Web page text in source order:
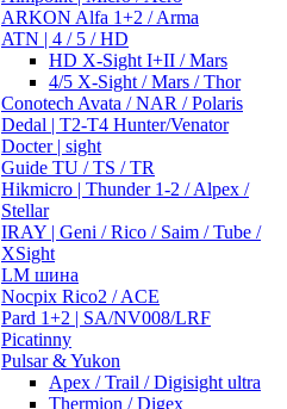
ARKON Alfa 1+2 / Arma
ATN | 4 / 5 / HD
HD X-Sight I+II / Mars
4/5 X-Sight / Mars / Thor
Conotech Avata / NAR / Polaris
Dedal | T2-T4 Hunter/Venator
Docter | sight
Guide TU / TS / TR
Hikmicro | Thunder 1-2 / Alpex /
Stellar
IRAY | Geni / Rico / Saim / Tube /
XSight
LM шина
Nocpix Rico2 / ACE
Pard 1+2 | SA/NV008/LRF
Picatinny
Pulsar & Yukon
Apex / Trail / Digisight ultra
Thermion / Digex